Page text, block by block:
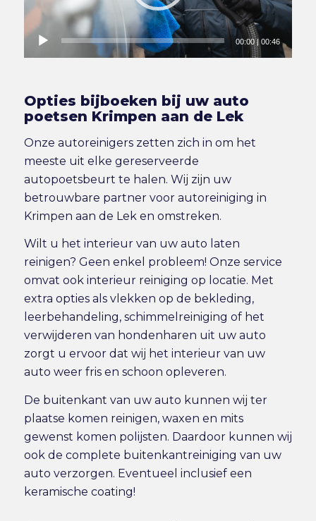
00:00|00:46
Opties bijboeken bij uw auto
poetsen Krimpen aan de Lek
Onze autoreinigers zetten zich in om het
meeste uit elke gereserveerde
autopoetsbeurt te halen. Wij zijn uw
betrouwbare partner voor autoreiniging in
Krimpen aan de Lek en omstreken.
Wilt u het interieur van uw auto laten
reinigen? Geen enkel probleem! Onze service
omvat ook interieur reiniging op locatie. Met
extra opties als vlekken op de bekleding,
leerbehandeling, schimmelreiniging of het
verwijderen van hondenharen uit uw auto
zorgt u ervoor dat wij het interieur van uw
auto weer fris en schoon opleveren.
De buitenkant van uw auto kunnen wij ter
plaatse komen reinigen, waxen en mits
gewenst komen polijsten. Daardoor kunnen wij
ook de complete buitenkantreiniging van uw
auto verzorgen. Eventueel inclusief een
keramische coating!